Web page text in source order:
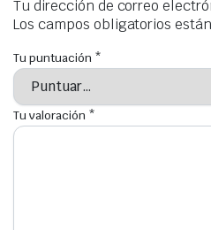
Tu dirección de correo
Los campos obligatorios
Tu puntuación *
Tu valoración *